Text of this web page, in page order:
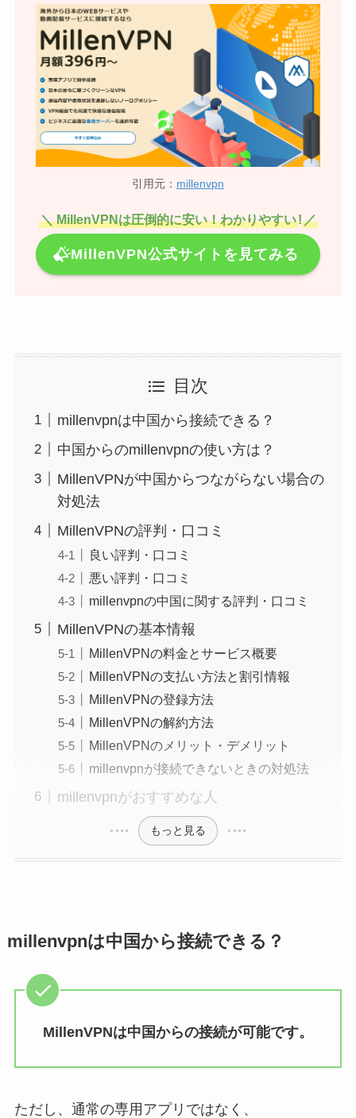
引用元： millenvpn
＼ MillenVPNは圧倒的に安い！わかりやすい!／
MillenVPN公式サイトを見てみる
目次
millenvpnは中国から接続できる？
中国からのmillenvpnの使い方は？
MillenVPNが中国からつながらない場合の
対処法
MillenVPNの評判・口コミ
良い評判・口コミ
悪い評判・口コミ
millenvpnの中国に関する評判・口コミ
MillenVPNの基本情報
MillenVPNの料金とサービス概要
MillenVPNの支払い方法と割引情報
MillenVPNの登録方法
MillenVPNの解約方法
MillenVPNのメリット・デメリット
millenvpnが接続できないときの対処法
millenvpnがおすすめな人
もっと見る
millenvpnは中国から接続できる？
MillenVPNは中国からの接続が可能です。
ただし、通常の専用アプリではなく、